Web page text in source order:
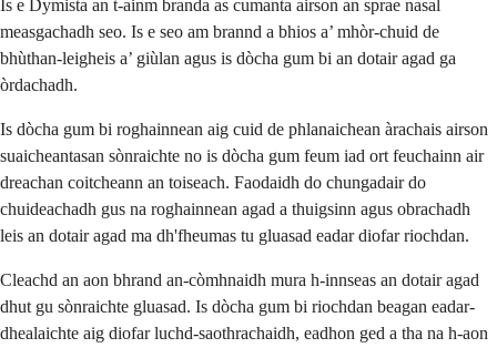
Is e Dymista an t-ainm branda as cumanta airson an sprae nasal
measgachadh seo. Is e seo am brannd a bhios a’ mhòr-chuid de
bhùthan-leigheis a’ giùlan agus is dòcha gum bi an dotair agad ga
òrdachadh.
Is dòcha gum bi roghainnean aig cuid de phlanaichean àrachais airson
suaicheantasan sònraichte no is dòcha gum feum iad ort feuchainn air
dreachan coitcheann an toiseach. Faodaidh do chungadair do
chuideachadh gus na roghainnean agad a thuigsinn agus obrachadh
leis an dotair agad ma dh'fheumas tu gluasad eadar diofar riochdan.
Cleachd an aon bhrand an-còmhnaidh mura h-innseas an dotair agad
dhut gu sònraichte gluasad. Is dòcha gum bi riochdan beagan eadar-
dhealaichte aig diofar luchd-saothrachaidh, eadhon ged a tha na h-aon